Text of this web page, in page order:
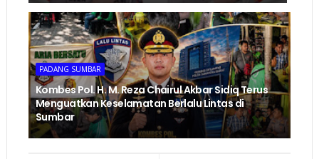
PADANG SUMBAR
Kombes Pol. H. M. Reza Chairul Akbar Sidiq Terus
Menguatkan Keselamatan Berlalu Lintas di
Sumbar